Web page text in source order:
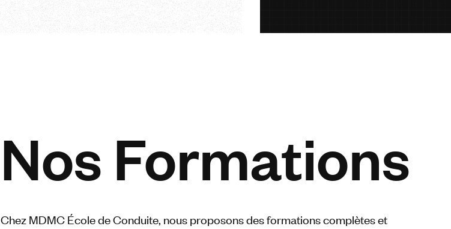
Nos Formations
Chez MDMC École de Conduite, nous proposons des formations complètes et